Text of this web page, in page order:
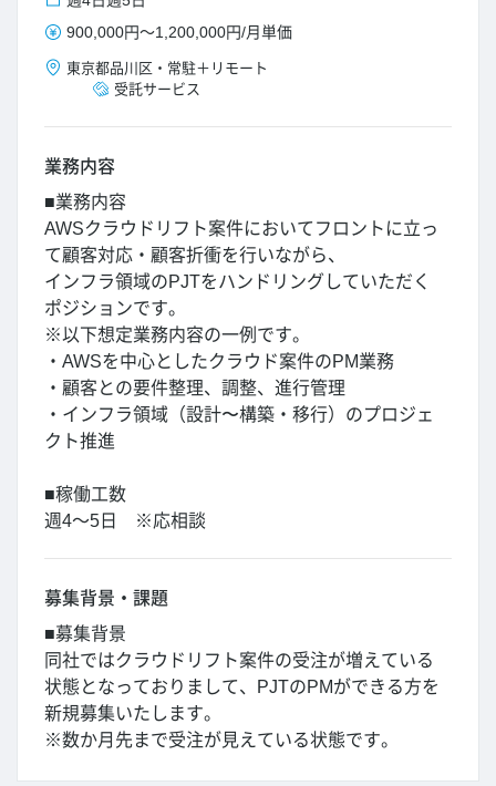
900,000円～1,200,000円/月単価
東京都品川区 ・ 常駐＋リモート
受託サービス
業務内容
■業務内容
AWSクラウドリフト案件においてフロントに立っ
て顧客対応・顧客折衝を行いながら、
インフラ領域のPJTをハンドリングしていただく
ポジションです。
※以下想定業務内容の一例です。
・AWSを中心としたクラウド案件のPM業務
・顧客との要件整理、調整、進行管理
・インフラ領域（設計〜構築・移行）のプロジェ
クト推進
■稼働工数
週4～5日 ※応相談
募集背景・課題
■募集背景
同社ではクラウドリフト案件の受注が増えている
状態となっておりまして、PJTのPMができる方を
新規募集いたします。
※数か月先まで受注が見えている状態です。